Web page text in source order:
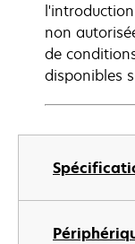
non
de
disponibles